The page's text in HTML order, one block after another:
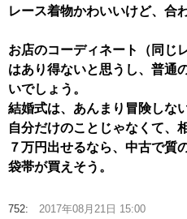
レース着物かわいいけど、合
お店のコーディネート（同じ
はあり得ないと思うし、普通
いでしょう。
結婚式は、あんまり冒険しな
自分だけのことじゃなくて、
７万円出せるなら、中古で質
袋帯が買えそう。
752: 2017年08月21日 15:00